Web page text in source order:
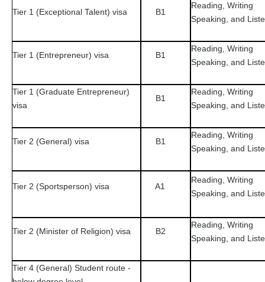
Tier 1 (Exceptional Talent) visa B1
Reading, Writing
Speaking, and
Tier 1 (Entrepreneur) visa B1
Reading, Writing
Speaking, and
Tier 1 (Graduate Entrepreneur)
visa
B1
Reading, Writing
Speaking, and
Tier 2 (General) visa B1
Reading, Writing
Speaking, and
Tier 2 (Sportsperson) visa A1
Reading, Writing
Speaking, and
Tier 2 (Minister of Religion) visa B2
Reading, Writing
Speaking, and
Tier 4 (General) Student route -